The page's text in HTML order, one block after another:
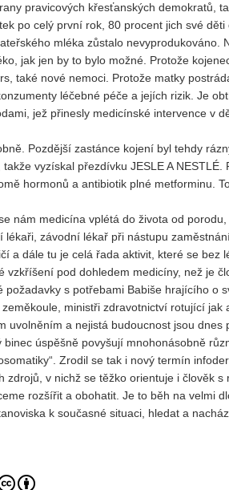
pravicových křesťanských demokratů,
po celý první rok, 80 procent jich své
mléka zůstalo nevyprodukováno.
jak jen by to bylo možné. Protože
také nové nemoci. Protože matky
léčebné péče a jejích rizik. Je
jež přinesly medicínské intervence v
Pozdější zastánce kojení byl tehdy
vyzískal přezdívku JESLE A NESTLÉ.
hormonů a antibiotik plné metforminu.
nám medicína vplétá do života od
závodní lékař při nástupu
a dále tu je celá řada aktivit, které se bez
pod dohledem medicíny, než je
s potřebami Babiše hrajícího o
ministři zdravotnictví rotující jak
a nejistá budoucnost jsou dnes
úspěšně povyšují mnohonásobně
Zrodil se tak i nový termín
v nichž se těžko orientuje i člověk s
rozšířit a obohatit. Je to běh na velmi
k současné situaci, hledat a